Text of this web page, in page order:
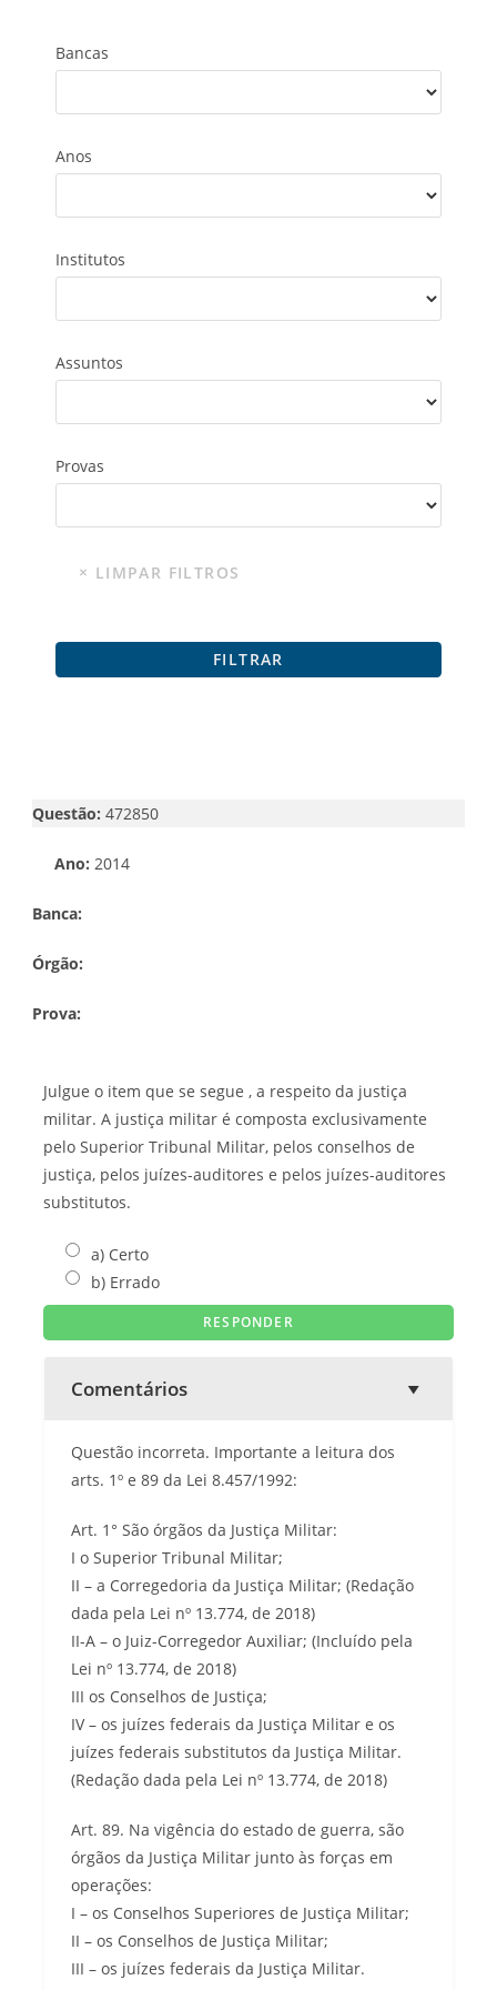
Bancas
Anos
Institutos
Assuntos
Provas
Questão: 472850
Ano: 2014
Banca:
Órgão:
Prova:
Julgue o item que se segue , a respeito da justiça
militar. A justiça militar é composta exclusivamente
pelo Superior Tribunal Militar, pelos conselhos de
justiça, pelos juízes-auditores e pelos juízes-auditores
substitutos.
a) Certo
b) Errado
Comentários
Questão incorreta. Importante a leitura dos
arts. 1º e 89 da Lei 8.457/1992:
Art. 1° São órgãos da Justiça Militar:
I o Superior Tribunal Militar;
II – a Corregedoria da Justiça Militar; (Redação
dada pela Lei nº 13.774, de 2018)
II-A – o Juiz-Corregedor Auxiliar; (Incluído pela
Lei nº 13.774, de 2018)
III os Conselhos de Justiça;
IV – os juízes federais da Justiça Militar e os
juízes federais substitutos da Justiça Militar.
(Redação dada pela Lei nº 13.774, de 2018)
Art. 89. Na vigência do estado de guerra, são
órgãos da Justiça Militar junto às forças em
operações:
I – os Conselhos Superiores de Justiça Militar;
II – os Conselhos de Justiça Militar;
III – os juízes federais da Justiça Militar.